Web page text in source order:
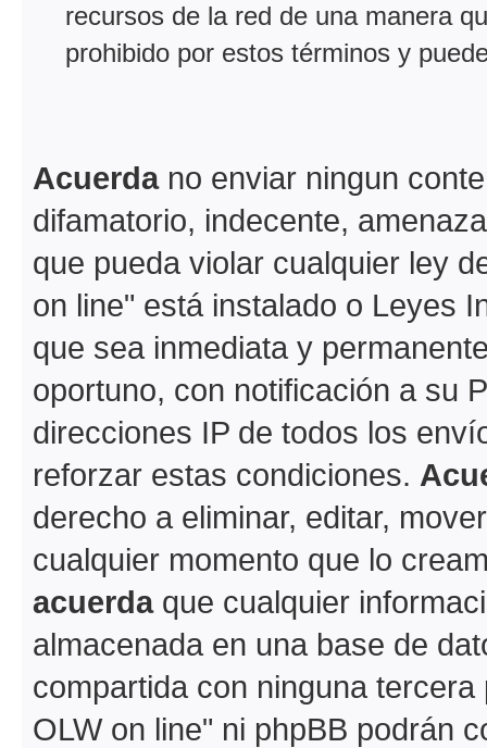
recursos de la red de una manera
prohibido por estos términos y
Acuerdano enviar ningun
difamatorio, indecente,
que pueda violar cualquier ley
on line" está instalado o Leyes
que sea inmediata y
oportuno, con notificación a su
direcciones IP de todos los
reforzar estas condiciones.
derecho a eliminar, editar,
cualquier momento que lo
acuerdaque cualquier
almacenada en una base de
compartida con ninguna
OLW on line" ni phpBB podrán